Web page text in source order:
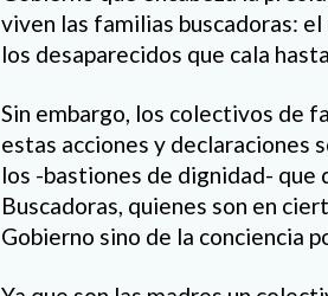
viven las familias buscadoras:
los desaparecidos que cala
Sin embargo, los colectivos de
estas acciones y declaraciones
los -bastiones de dignidad- que
Buscadoras, quienes son en
Gobierno sino de la conciencia